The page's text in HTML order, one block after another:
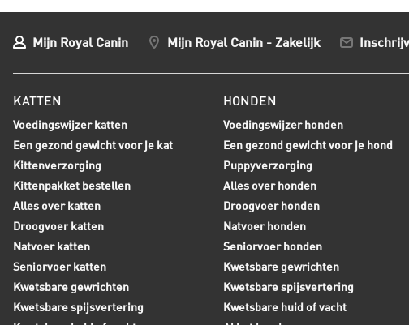
Mijn Royal Canin Mijn Royal Canin - Zakelijk
KATTEN
Voedingswijzer katten
Een gezond gewicht voor je kat
Kittenverzorging
Kittenpakket bestellen
Alles over katten
Droogvoer katten
Natvoer katten
Seniorvoer katten
Kwetsbare gewrichten
Kwetsbare spijsvertering
HONDEN
Voedingswijzer honden
Een gezond gewicht voor je hond
Puppyverzorging
Alles over honden
Droogvoer honden
Natvoer honden
Seniorvoer honden
Kwetsbare gewrichten
Kwetsbare spijsvertering
Kwetsbare huid of vacht